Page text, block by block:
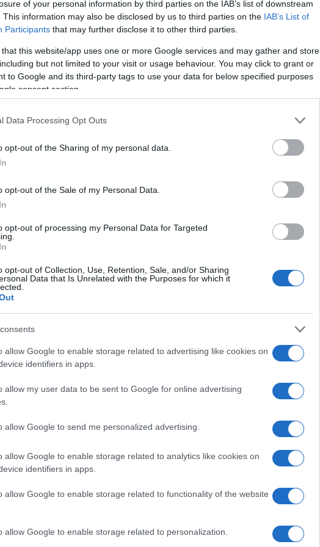
of your personal information by third parties on the IAB’s list of downstream
This information may also be disclosed by us to third parties on the IAB’s List of
Participants that may further disclose it to other third parties.
that this website/app uses one or more Google services and may gather and store
but not limited to your visit or usage behaviour. You may click to grant or
to Google and its third-party tags to use your data for below specified purposes
consent section.
Data Processing Opt Outs
opt-out of the Sharing of my personal data.
opt-out of the Sale of my Personal Data.
opt-out of processing my Personal Data for Targeted
opt-out of Collection, Use, Retention, Sale, and/or Sharing
Data that Is Unrelated with the Purposes for which it
allow Google to enable storage related to advertising like cookies on
identifiers in apps.
allow my user data to be sent to Google for online advertising
allow Google to send me personalized advertising.
allow Google to enable storage related to analytics like cookies on
identifiers in apps.
allow Google to enable storage related to functionality of the website
allow Google to enable storage related to personalization.
economica potrebbe spingere il club a prendere
offerte da parte di squadre come il Tottenham,
con 30 contributi gol nella passata stagione. La
un vantaggio per qualsiasi club che
Aston Villa deve riflettere su quanto possa
cedendo un giocatore di tale calibro.
transizione, con infortuni che affliggono giocatori
Questa situazione ha messo in evidenza
potrebbe non solo portare freschezza, ma
il Tottenham ha davvero la capacità finanziaria
a quale prezzo? Ho visto troppe startup e squadre di